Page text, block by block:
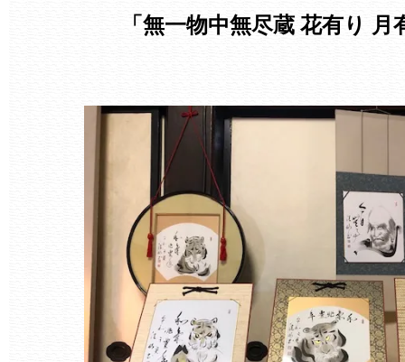
「無一物中無尽蔵 花有り